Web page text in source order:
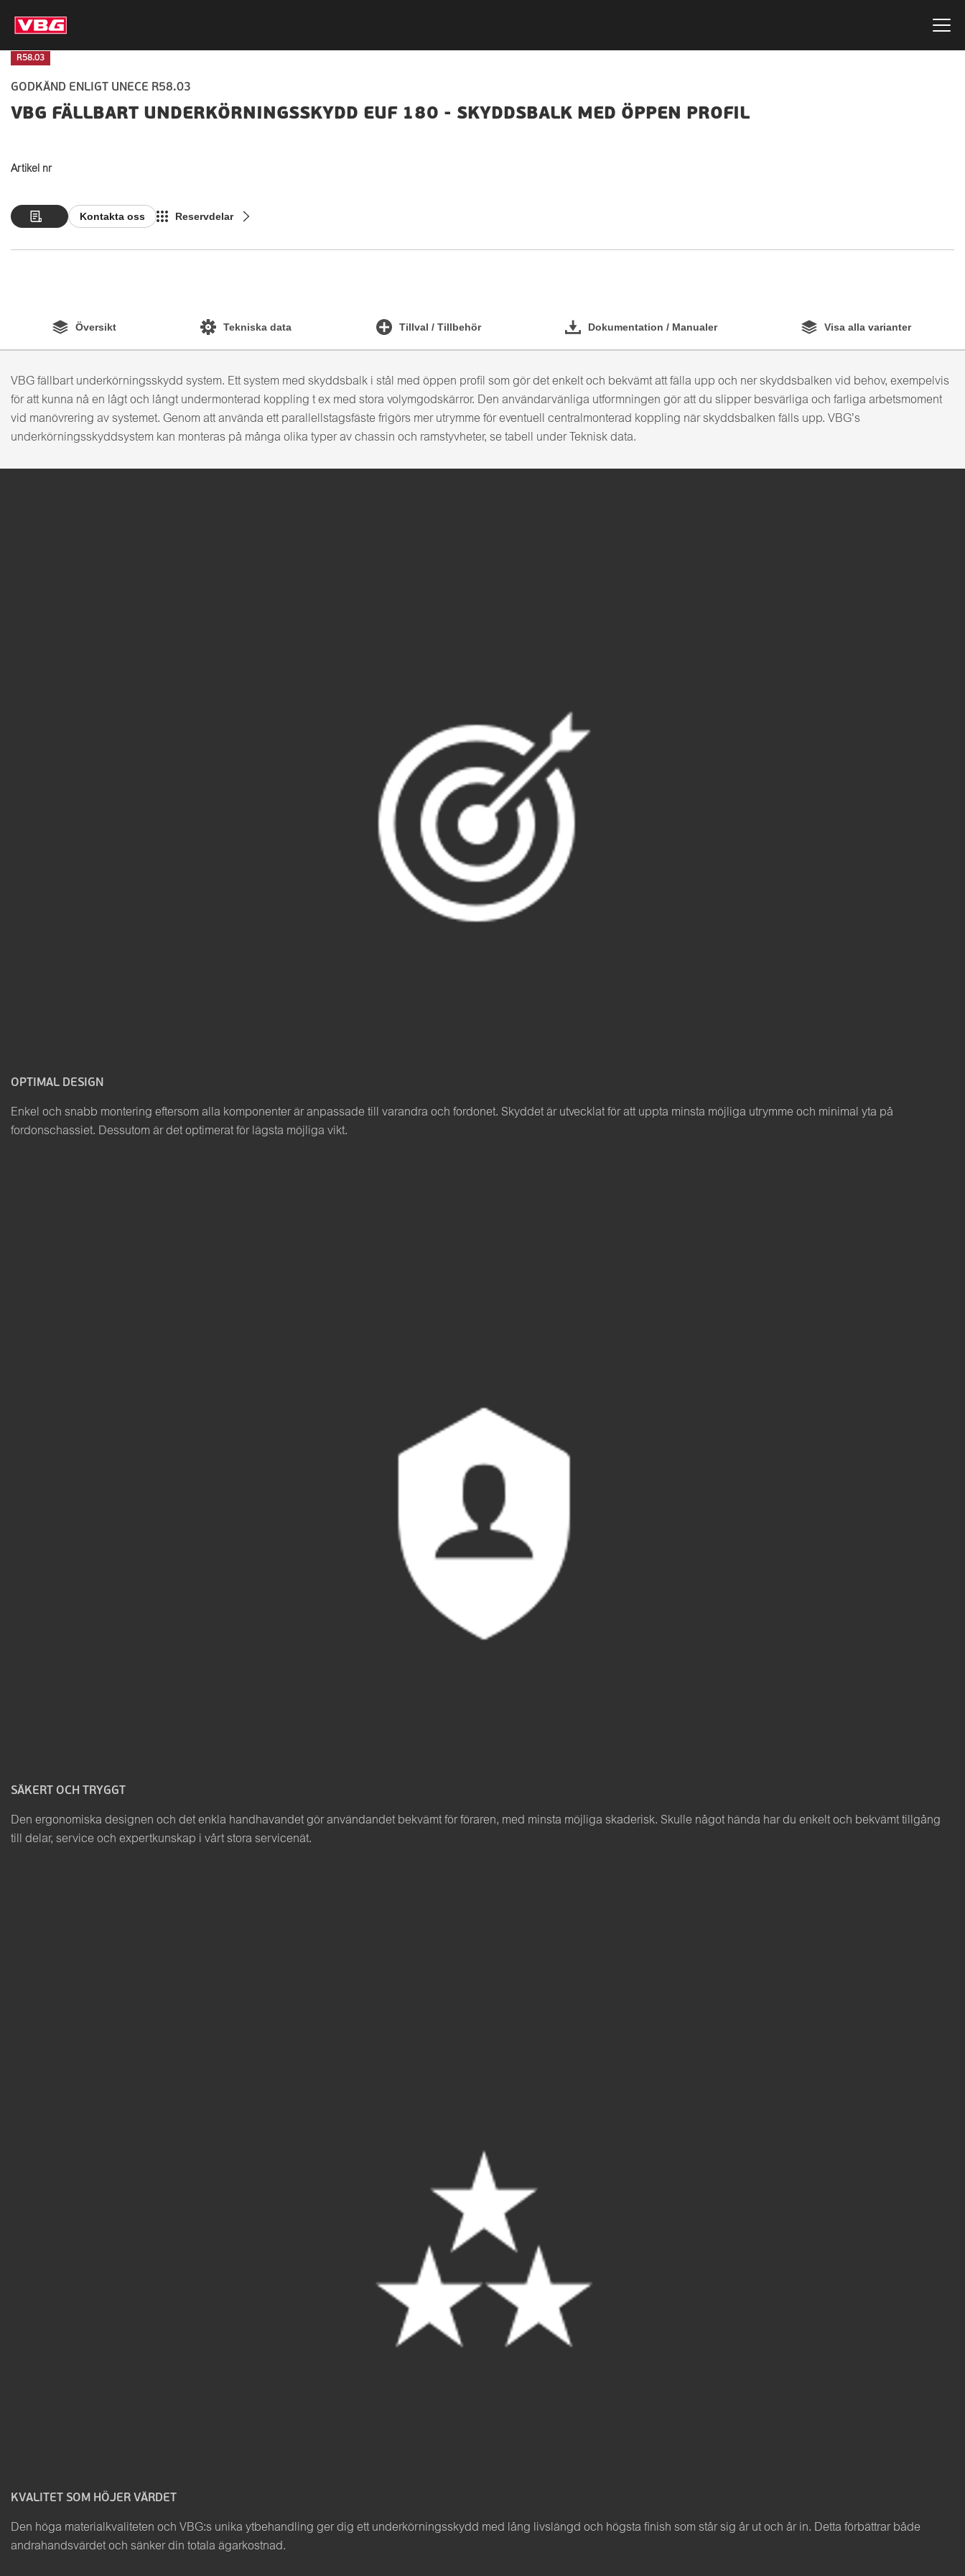
R58.03
GODKÄND ENLIGT UNECE R58.03
VBG FÄLLBART UNDERKÖRNINGSSKYDD EUF 180 - SKYDDSBALK MED ÖPPEN PROFIL
Artikel nr
Kontakta oss Reservdelar
Översikt Tekniska data Tillval / Tillbehör Dokumentation / Manualer Visa alla varianter
VBG fällbart underkörningsskydd system. Ett system med skyddsbalk i stål med öppen profil som gör det enkelt och bekvämt att fälla upp och ner skyddsbalken vid behov, exempelvis
för att kunna nå en lågt och långt undermonterad koppling t ex med stora volymgodskärror. Den användarvänliga utformningen gör att du slipper besvärliga och farliga arbetsmoment
vid manövrering av systemet. Genom att använda ett parallellstagsfäste frigörs mer utrymme för eventuell centralmonterad koppling när skyddsbalken fälls upp. VBG’s
underkörningsskyddsystem kan monteras på många olika typer av chassin och ramstyvheter, se tabell under Teknisk data.
OPTIMAL DESIGN
Enkel och snabb montering eftersom alla komponenter är anpassade till varandra och fordonet. Skyddet är utvecklat för att uppta minsta möjliga utrymme och minimal yta på
fordonschassiet. Dessutom är det optimerat för lägsta möjliga vikt.
SÄKERT OCH TRYGGT
Den ergonomiska designen och det enkla handhavandet gör användandet bekvämt för föraren, med minsta möjliga skaderisk. Skulle något hända har du enkelt och bekvämt tillgång
till delar, service och expertkunskap i vårt stora servicenät.
KVALITET SOM HÖJER VÄRDET
Den höga materialkvaliteten och VBG:s unika ytbehandling ger dig ett underkörningsskydd med lång livslängd och högsta finish som står sig år ut och år in. Detta förbättrar både
andrahandsvärdet och sänker din totala ägarkostnad.